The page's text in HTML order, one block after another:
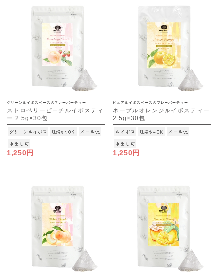
グリーンルイボスベースのフレーバーティー
ストロベリーピーチルイボスティ
ー 2.5g×30包
[M便 1/3]
1,250円
ピュアルイボスベースのフレーバーティー
ネーブルオレンジルイボスティー
2.5g×30包
[M便 1/3]
1,250円